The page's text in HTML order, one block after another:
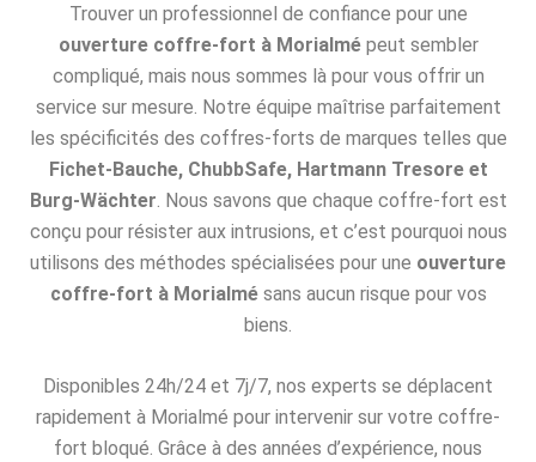
Trouver un professionnel de confiance pour une
ouverture coffre-fort à Morialmépeut sembler
compliqué, mais nous sommes là pour vous offrir un
service sur mesure. Notre équipe maîtrise parfaitement
les spécificités des coffres-forts de marques telles que
Fichet-Bauche, ChubbSafe, Hartmann Tresore et
Burg-Wächter . Nous savons que chaque coffre-fort est
conçu pour résister aux intrusions, et c’est pourquoi nous
utilisons des méthodes spécialisées pour une ouverture
coffre-fort à Morialmésans aucun risque pour vos
biens.
Disponibles 24h/24 et 7j/7, nos experts se déplacent
rapidement à Morialmé pour intervenir sur votre coffre-
fort bloqué. Grâce à des années d’expérience, nous